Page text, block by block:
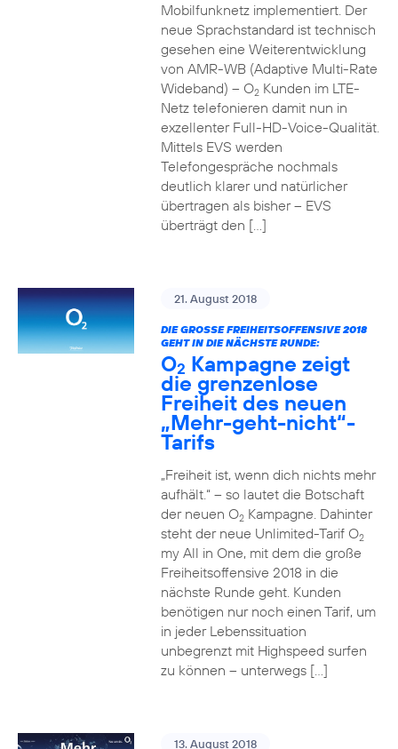
Mobilfunknetz implementiert. Der
neue Sprachstandard ist technisch
gesehen eine Weiterentwicklung
von AMR-WB (Adaptive Multi-Rate
Wideband) – O2Kunden im LTE-
Netz telefonieren damit nun in
exzellenter Full-HD-Voice-Qualität.
Mittels EVS werden
Telefongespräche nochmals
deutlich klarer und natürlicher
übertragen als bisher – EVS
überträgt den […]
21. August 2018
DIE GROSSE FREIHEITSOFFENSIVE 2018 G
EHT IN DIE NÄCHSTE RUNDE:
O2 Kampagne zeigt
die grenzenlose
Freiheit des neuen
„Mehr-geht-nicht“-
Tarifs
„Freiheit ist, wenn dich nichts mehr
aufhält.“ – so lautet die Botschaft
der neuen O2Kampagne. Dahinter
steht der neue Unlimited-Tarif O2
my All in One, mit dem die große
Freiheitsoffensive 2018 in die
nächste Runde geht. Kunden
benötigen nur noch einen Tarif, um
in jeder Lebenssituation
unbegrenzt mit Highspeed surfen
zu können – unterwegs […]
13. August 2018